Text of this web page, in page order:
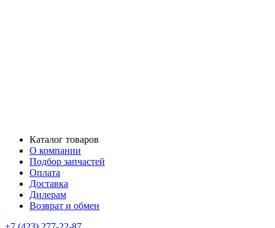
Каталог товаров
О компании
Подбор запчастей
Оплата
Доставка
Дилерам
Возврат и обмен